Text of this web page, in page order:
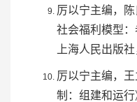
厉以宁主编，
社会福利模型：
上海人民出版
厉以宁主编，
制：组建和运行